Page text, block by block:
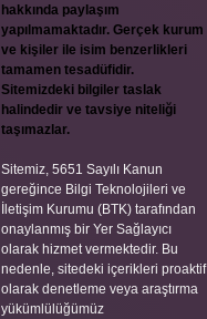
hakkında paylaşım
yapılmamaktadır. Gerçek kurum
ve kişiler ile isim benzerlikleri
tamamen tesadüfidir.
Sitemizdeki bilgiler taslak
halindedir ve tavsiye niteliği
taşımazlar.
Sitemiz, 5651 Sayılı Kanun
gereğince Bilgi Teknolojileri ve
İletişim Kurumu (BTK) tarafından
onaylanmış bir Yer Sağlayıcı
olarak hizmet vermektedir. Bu
nedenle, sitedeki içerikleri proaktif
olarak denetleme veya araştırma
yükümlülüğümüz